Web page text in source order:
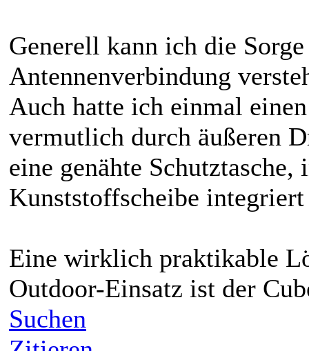
Generell kann ich die
Antennenverbindung
Auch hatte ich einmal
vermutlich durch äußeren
eine genähte
Kunststoffscheibe
Eine wirklich praktikable
Outdoor-Einsatz ist der
Suchen